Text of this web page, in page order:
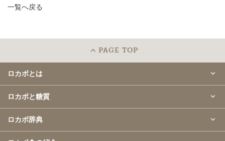
一覧へ戻る
PAGE TOP
ロカボとは
ロカボと糖質
ロカボ辞典